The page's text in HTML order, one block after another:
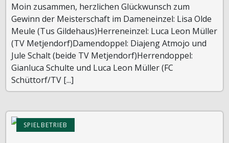
Moin zusammen, herzlichen Glückwunsch zum
Gewinn der Meisterschaft im Dameneinzel: Lisa Olde
Meule (Tus Gildehaus)Herreneinzel: Luca Leon Müller
(TV Metjendorf)Damendoppel: Diajeng Atmojo und
Jule Schalt (beide TV Metjendorf)Herrendoppel:
Gianluca Schulte und Luca Leon Müller (FC
Schüttorf/TV [...]
SPIELBETRIEB